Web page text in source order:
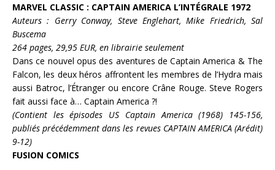
MARVEL CLASSIC : CAPTAIN AMERICA L’INTÉGRALE 1972
Auteurs : Gerry Conway, Steve Englehart, Mike Friedrich, Sal
Buscema
264 pages, 29,95 EUR, en librairie seulement
Dans ce nouvel opus des aventures deCaptain America & The
Falcon, les deux héros affrontent les membres de l’Hydra mais
aussi Batroc, l’Étrangerou encore Crâne Rouge. Steve Rogers
fait aussi face à… Captain America ?!
(Contient les épisodes US Captain America (1968) 145-156,
publiés précédemment dans les revues CAPTAIN AMERICA (Arédit)
9-12)
FUSION COMICS